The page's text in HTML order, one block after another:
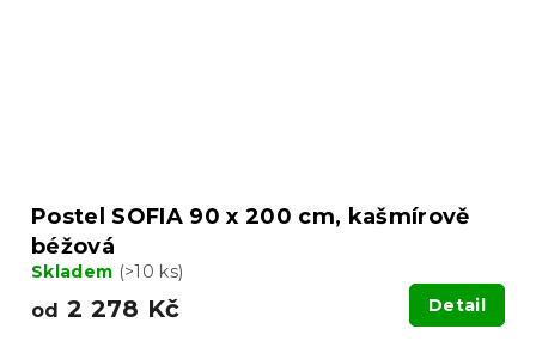
Postel SOFIA 90 x 200 cm, kašmírově
béžová
Skladem (>10 ks)
od 2 278 Kč Detail